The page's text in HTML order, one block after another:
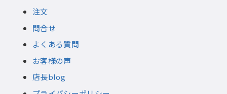
注文
問合せ
よくある質問
お客様の声
店長blog